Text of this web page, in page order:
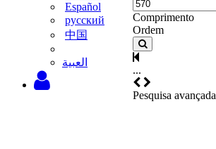
Español
русский
中国
‫العبية
Comprimento
Ordem
...
Pesquisa avançada